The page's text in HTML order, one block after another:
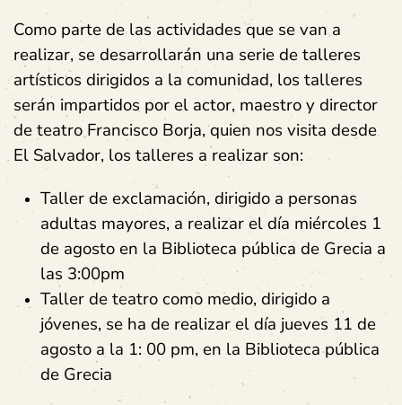
Como parte de las actividades que se van a
realizar, se desarrollarán una serie de talleres
artísticos dirigidos a la comunidad, los talleres
serán impartidos por el actor, maestro y director
de teatro Francisco Borja, quien nos visita desde
El Salvador, los talleres a realizar son:
Taller de exclamación, dirigido a personas
adultas mayores, a realizar el día miércoles 1
de agosto en la Biblioteca pública de Grecia a
las 3:00pm
Taller de teatro como medio, dirigido a
jóvenes, se ha de realizar el día jueves 11 de
agosto a la 1: 00 pm, en la Biblioteca pública
de Grecia